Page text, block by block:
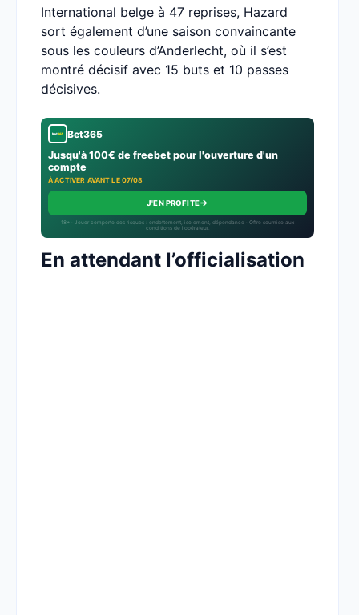
International belge à 47 reprises, Hazard
sort également d’une saison convaincante
sous les couleurs d’Anderlecht, où il s’est
montré décisif avec 15 buts et 10 passes
décisives.
Bet365
Jusqu'à 100€ de freebet pour l'ouverture d'un
compte
À ACTIVER AVANT LE 07/08
J'EN PROFITE→
18+ · Jouer comporte des risques : endettement, isolement, dépendance · Offre soumise aux
conditions de l’opérateur.
En attendant l’officialisation